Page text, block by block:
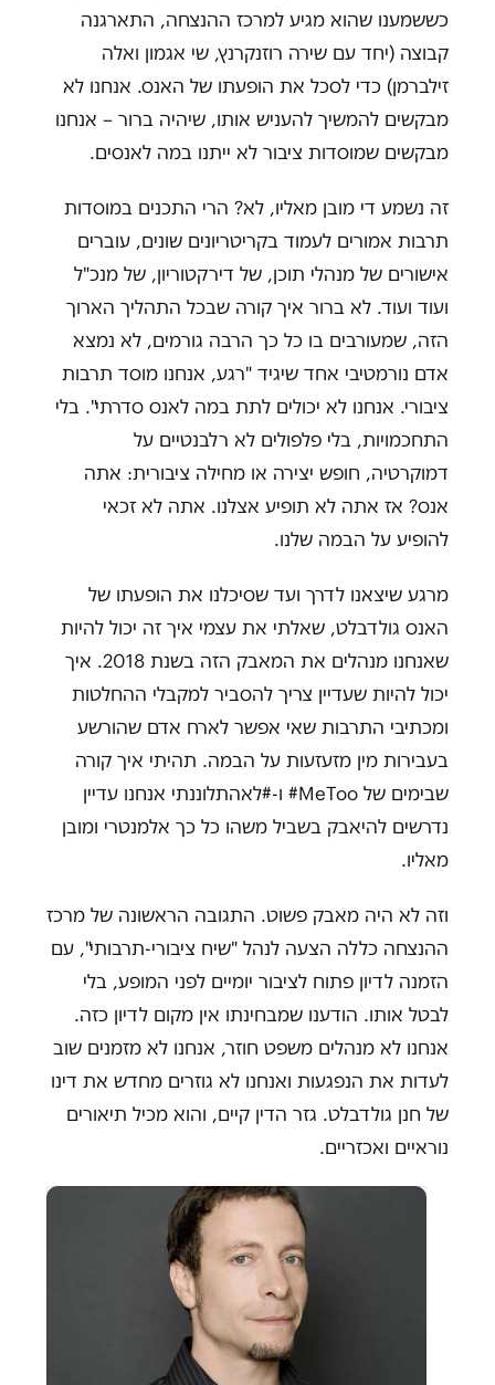
כששמענו שהוא מגיע למרכז ההנצחה, התארגנה
קבוצה (יחד עם שירה רוזנקרנץ, שי אגמון ואלה
זילברמן) כדי לסכל את הופעתו של האנס. אנחנו לא
מבקשים להמשיך להעניש אותו, שיהיה ברור – אנחנו
מבקשים שמוסדות ציבור לא ייתנו במה לאנסים.
זה נשמע די מובן מאליו, לא? הרי התכנים במוסדות
תרבות אמורים לעמוד בקריטריונים שונים, עוברים
אישורים של מנהלי תוכן, של דירקטוריון, של מנכ"ל
ועוד ועוד. לא ברור איך קורה שבכל התהליך הארוך
הזה, שמעורבים בו כל כך הרבה גורמים, לא נמצא
אדם נורמטיבי אחד שיגיד "רגע, אנחנו מוסד תרבות
ציבורי. אנחנו לא יכולים לתת במה לאנס סדרתי". בלי
התחכמויות, בלי פלפולים לא רלבנטיים על
דמוקרטיה, חופש יצירה או מחילה ציבורית: אתה
אנס? אז אתה לא תופיע אצלנו. אתה לא זכאי
להופיע על הבמה שלנו.
מרגע שיצאנו לדרך ועד שסיכלנו את הופעתו של
האנס גולדבלט, שאלתי את עצמי איך זה יכול להיות
שאנחנו מנהלים את המאבק הזה בשנת 2018. איך
יכול להיות שעדיין צריך להסביר למקבלי ההחלטות
ומכתיבי התרבות שאי אפשר לארח אדם שהורשע
בעבירות מין מזעזעות על הבמה. תהיתי איך קורה
שבימים של MeToo# ו-#לאהתלוננתי אנחנו עדיין
נדרשים להיאבק בשביל משהו כל כך אלמנטרי ומובן
מאליו.
וזה לא היה מאבק פשוט. התגובה הראשונה של מרכז
ההנצחה כללה הצעה לנהל "שיח ציבורי-תרבותי", עם
הזמנה לדיון פתוח לציבור יומיים לפני המופע, בלי
לבטל אותו. הודענו שמבחינתו אין מקום לדיון כזה.
אנחנו לא מנהלים משפט חוזר, אנחנו לא מזמנים שוב
לעדות את הנפגעות ואנחנו לא גוזרים מחדש את דינו
של חנן גולדבלט. גזר הדין קיים, והוא מכיל תיאורים
נוראיים ואכזריים.